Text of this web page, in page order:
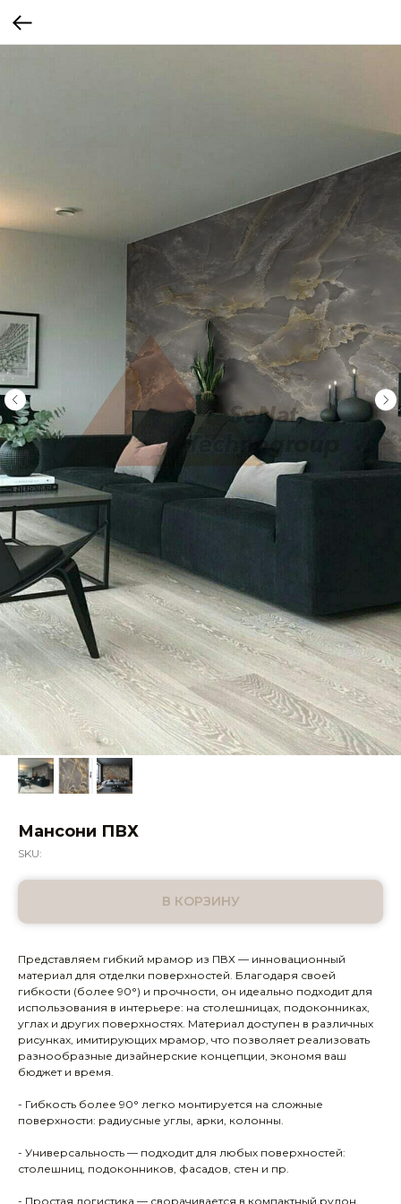
Мансони ПВХ
SKU:
В КОРЗИНУ
Представляем гибкий мрамор из ПВХ — инновационный
материал для отделки поверхностей. Благодаря своей
гибкости (более 90°) и прочности, он идеально подходит для
использования в интерьере: на столешницах, подоконниках,
углах и других поверхностях. Материал доступен в различных
рисунках, имитирующих мрамор, что позволяет реализовать
разнообразные дизайнерские концепции, экономя ваш
бюджет и время.
- Гибкость более 90° легко монтируется на сложные
поверхности: радиусные углы, арки, колонны.
- Универсальность — подходит для любых поверхностей:
столешниц, подоконников, фасадов, стен и пр.
- Простая логистика — сворачивается в компактный рулон